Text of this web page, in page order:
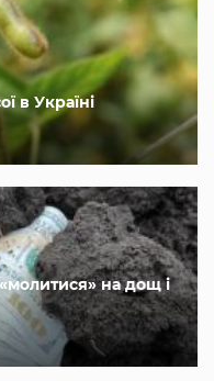
в Україні
на дощ і